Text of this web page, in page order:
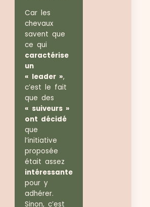
Car les
chevaux
savent que
ce qui
caractérise
un
« leader »,
c’est le fait
que des
« suiveurs »
ont décidé
que
l’initiative
proposée
était assez
intéressante
pour y
adhérer.
Sinon, c’est